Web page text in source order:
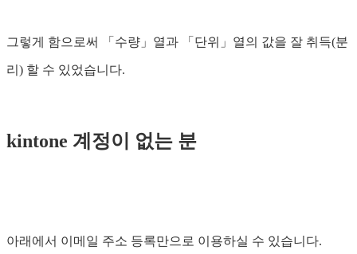
그렇게 함으로써 「수량」열과 「단위」열의 값을 잘 취득(분
리) 할 수 있었습니다.
kintone 계정이 없는 분
아래에서 이메일 주소 등록만으로 이용하실 수 있습니다.